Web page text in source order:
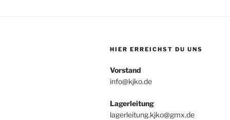
HIER ERREICHST DU UNS
Vorstand
info@kjko.de
Lagerleitung
lagerleitung.kjko@gmx.de